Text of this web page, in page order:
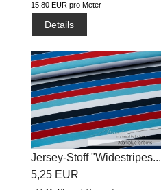
15,80 EUR pro Meter
Details
Jersey-Stoff "Widestripes...
5,25 EUR